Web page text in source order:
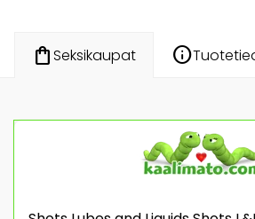
shopping_bagSeksikaupat info